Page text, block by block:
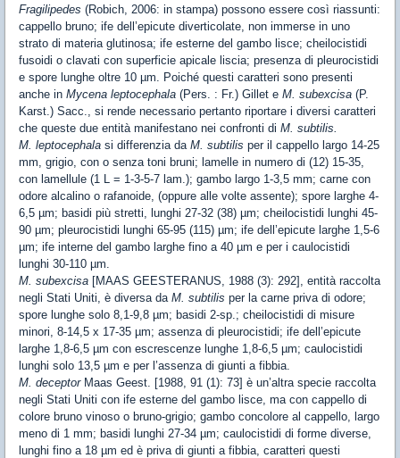
Fragilipedes (Robich, 2006: in stampa) possono essere così riassunti:
cappello bruno; ife dell’epicute diverticolate, non immerse in uno
strato di materia glutinosa; ife esterne del gambo lisce; cheilocistidi
fusoidi o clavati con superficie apicale liscia; presenza di pleurocistidi
e spore lunghe oltre 10 µm. Poiché questi caratteri sono presenti
anche in Mycena leptocephala (Pers. : Fr.) Gillet e M. subexcisa (P.
Karst.) Sacc., si rende necessario pertanto riportare i diversi caratteri
che queste due entità manifestano nei confronti di M. subtilis.
M. leptocephala si differenzia da M. subtilis per il cappello largo 14-25
mm, grigio, con o senza toni bruni; lamelle in numero di (12) 15-35,
con lamellule (1 L = 1-3-5-7 lam.); gambo largo 1-3,5 mm; carne con
odore alcalino o rafanoide, (oppure alle volte assente); spore larghe 4-
6,5 µm; basidi più stretti, lunghi 27-32 (38) µm; cheilocistidi lunghi 45-
90 µm; pleurocistidi lunghi 65-95 (115) µm; ife dell’epicute larghe 1,5-6
µm; ife interne del gambo larghe fino a 40 µm e per i caulocistidi
lunghi 30-110 µm.
M. subexcisa [MAAS GEESTERANUS, 1988 (3): 292], entità raccolta
negli Stati Uniti, è diversa da M. subtilis per la carne priva di odore;
spore lunghe solo 8,1-9,8 µm; basidi 2-sp.; cheilocistidi di misure
minori, 8-14,5 x 17-35 µm; assenza di pleurocistidi; ife dell’epicute
larghe 1,8-6,5 µm con escrescenze lunghe 1,8-6,5 µm; caulocistidi
lunghi solo 13,5 µm e per l’assenza di giunti a fibbia.
M. deceptorMaas Geest. [1988, 91 (1): 73] è un’altra specie raccolta
negli Stati Uniti con ife esterne del gambo lisce, ma con cappello di
colore bruno vinoso o bruno-grigio; gambo concolore al cappello, largo
meno di 1 mm; basidi lunghi 27-34 µm; caulocistidi di forme diverse,
lunghi fino a 18 µm ed è priva di giunti a fibbia, caratteri questi